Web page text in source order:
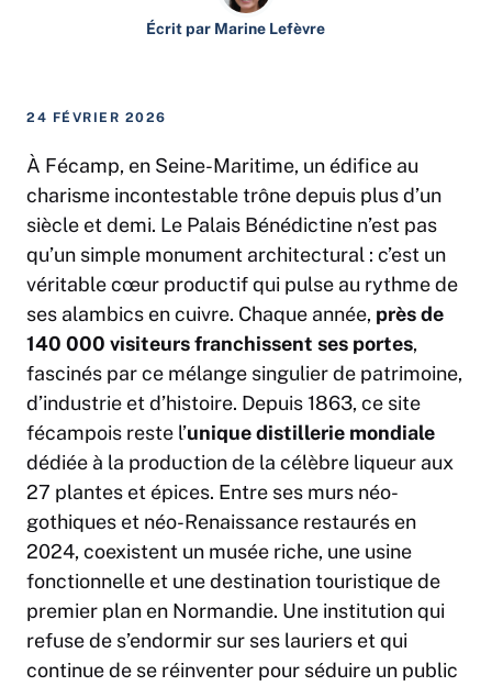
Écrit par Marine Lefèvre
24 FÉVRIER 2026
À Fécamp, en Seine-Maritime, un édifice au
charisme incontestable trône depuis plus d’un
siècle et demi. Le Palais Bénédictine n’est pas
qu’un simple monument architectural : c’est un
véritable cœur productif qui pulse au rythme de
ses alambics en cuivre. Chaque année, près de
140 000 visiteurs franchissent ses portes,
fascinés par ce mélange singulier de patrimoine,
d’industrie et d’histoire. Depuis 1863, ce site
fécampois reste l’unique distillerie mondiale
dédiée à la production de la célèbre liqueur aux
27 plantes et épices. Entre ses murs néo-
gothiques et néo-Renaissance restaurés en
2024, coexistent un musée riche, une usine
fonctionnelle et une destination touristique de
premier plan en Normandie. Une institution qui
refuse de s’endormir sur ses lauriers et qui
continue de se réinventer pour séduire un public